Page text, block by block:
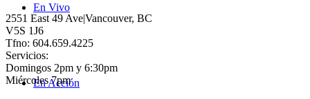
En Vivo
En Acción
2551 East 49 Ave|Vancouver, BC
V5S 1J6
Tfno: 604.659.4225
Servicios:
Domingos 2pm y 6:30pm
Miércoles 7pm